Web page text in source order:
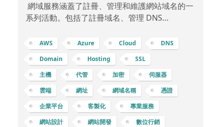
網域服務涵蓋了註冊、管理和維護網站域名的一
系列活動。包括了註冊域名、管理 DNS
網域、以及配置 SSL (Secure Sockets Layer)
等，下面將逐步解釋： 註冊域名：註冊域名是指
在網際網路上獨特的名稱，如「example.com」
或「mybusiness.net」。您可以通過註冊域名服
務提供商 (例如 GoDaddy、Namecheap 等) 購
買域名，這通常是每年支付費用。DNS：域名系
統 (DNS) 是
AWS Azure Cloud
DNS
Domain
Hosting
SSL
主機
代管 加密
伺服器
雲端
網址 網域名稱
憑證
企業平台
客製化
專業服務
網站設計
網站開發 數位行銷